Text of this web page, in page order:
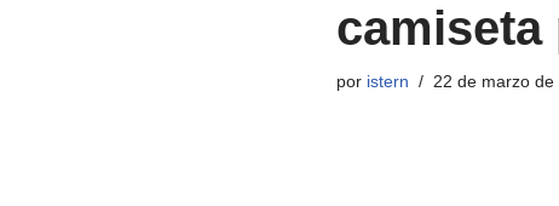
camiseta
por istern 22 de marzo de